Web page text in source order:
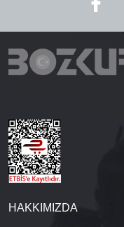
HAKKIMIZDA